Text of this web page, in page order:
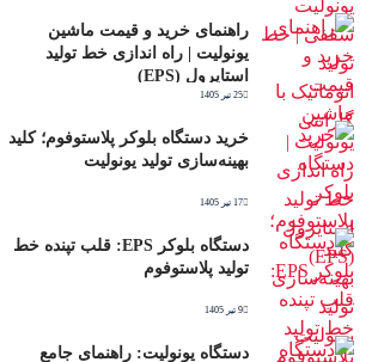
راهنمای خرید و قیمت ماشین
یونولیت | راه اندازی خط تولید
استایرول (EPS)
25 تیر 1405
خرید دستگاه بلوکر پلاستوفوم؛ کلید
بهینه‌سازی تولید یونولیت
17 تیر 1405
دستگاه بلوکر EPS: قلب تپنده خط
تولید پلاستوفوم
9 تیر 1405
دستگاه یونولیت: راهنمای جامع